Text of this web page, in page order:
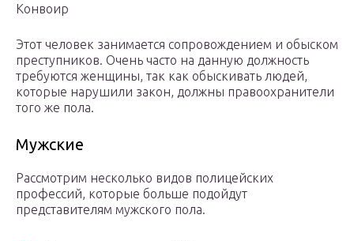
Конвоир
Этот человек занимается сопровождением и обыском
преступников. Очень часто на данную должность
требуются женщины, так как обыскивать людей,
которые нарушили закон, должны правоохранители
того же пола.
Мужские
Рассмотрим несколько видов полицейских
профессий, которые больше подойдут
представителям мужского пола.